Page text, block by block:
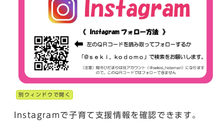
別ウィンドウで開く
Instagramで子育て支援情報を確認できます。